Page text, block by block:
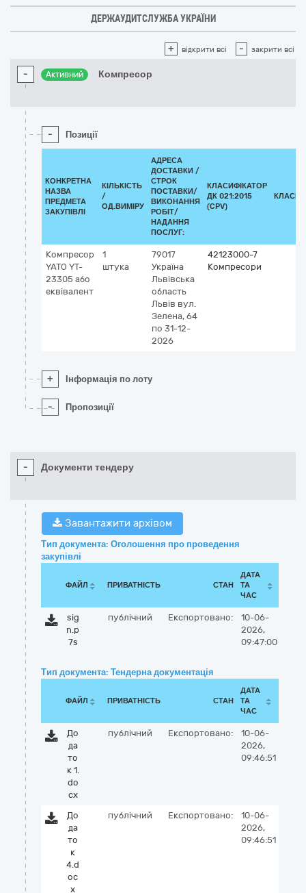
ДЕРЖАУДИТСЛУЖБА УКРАЇНИ
+ відкрити всі - закрити всі
- Активний Компресор
- Позиції
КОНКРЕТНА
НАЗВА
ПРЕДМЕТА
ЗАКУПІВЛІ
КІЛЬКІСТЬ
/
ОД.ВИМІРУ
АДРЕСА
ДОСТАВКИ /
СТРОК
ПОСТАВКИ/
ВИКОНАННЯ
РОБІТ/
НАДАННЯ
ПОСЛУГ:
КЛАСИФІКАТОР
ДК 021:2015
(CPV)
Компресор
YATO YT-
23305 або
еквівалент
1
штука
79017
Україна
Львівська
область
Львів вул.
Зелена, 64
по 31-12-
2026
42123000-7
Компресори
+ Інформація по лоту
- Пропозиції
- Документи тендеру
Завантажити архівом
Тип документа: Оголошення про проведення
закупівлі
ФАЙЛ ПРИВАТНІСТЬ СТАН
ДАТА
ТА
ЧАС
sig
n.p
7s
публічний Експортовано:
10-06-
2026,
09:47:00
Тип документа: Тендерна документація
ФАЙЛ ПРИВАТНІСТЬ СТАН
ДАТА
ТА
ЧАС
До
да
то
к 1.
do
cx
публічний Експортовано:
10-06-
2026,
09:46:51
До
да
то
к
4.d
oc
x
публічний Експортовано:
10-06-
2026,
09:46:51